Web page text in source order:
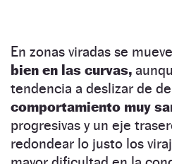
En zonas viradas se
bien en las curvas,
tendencia a deslizar de
comportamiento muy
progresivas y un eje
redondear lo justo los